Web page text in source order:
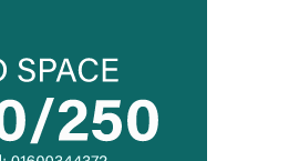
আওয়ামী লীগের সঙ্গে গণতন্ত্র যায় না: মির্জা
ফখরুল